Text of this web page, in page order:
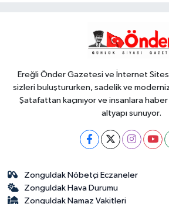
18:48 .
Ereğli Önder Gazetesi ve İnternet
sizleri buluştururken, sadelik ve
Şatafattan kaçınıyor ve insanlara
altyapı sunuyor.
Zonguldak Nöbetçi Eczaneler
Zonguldak Hava Durumu
Zonguldak Namaz Vakitleri